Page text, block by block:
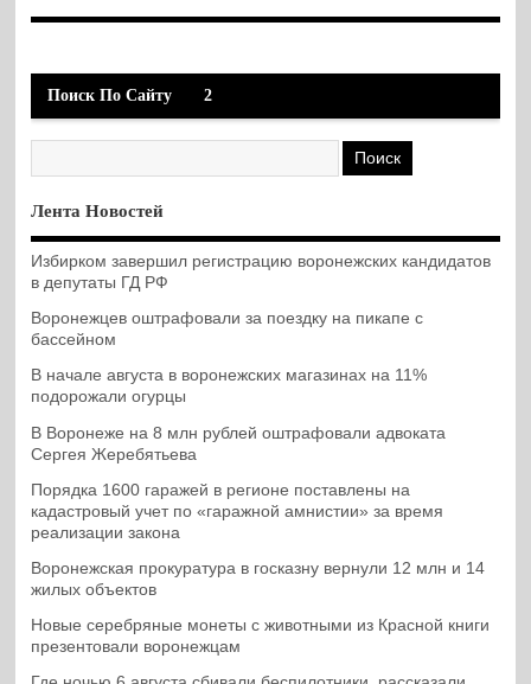
Поиск По Сайту 2
Лента Новостей
Избирком завершил регистрацию воронежских кандидатов
в депутаты ГД РФ
Воронежцев оштрафовали за поездку на пикапе с
бассейном
В начале августа в воронежских магазинах на 11%
подорожали огурцы
В Воронеже на 8 млн рублей оштрафовали адвоката
Сергея Жеребятьева
Порядка 1600 гаражей в регионе поставлены на
кадастровый учет по «гаражной амнистии» за время
реализации закона
Воронежская прокуратура в госказну вернули 12 млн и 14
жилых объектов
Новые серебряные монеты с животными из Красной книги
презентовали воронежцам